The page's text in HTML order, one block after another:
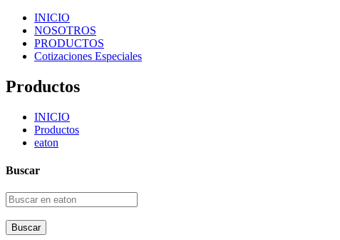
INICIO
NOSOTROS
PRODUCTOS
Cotizaciones Especiales
Productos
INICIO
Productos
eaton
Buscar
Buscar